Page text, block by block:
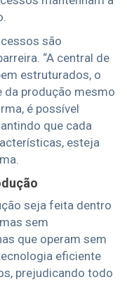
são
“A central de
estruturados, o
da produção mesmo
é possível
que cada
esteja
seja feita dentro
sem
que operam sem
eficiente
prejudicando todo